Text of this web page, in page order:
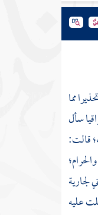
مما
سأل
قالت:
لجارية
عليه